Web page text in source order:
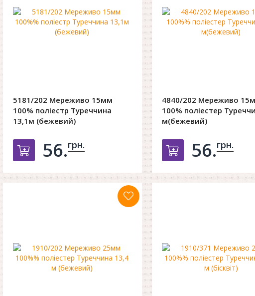
5181/202 Мереживо 15мм
100% поліестр Туреччина
13,1м (бежевий)
Добавить в корзину
56.грн.
4840/202 Мереживо
100% поліестер
м(бежевий)
Добавить в
56.грн.